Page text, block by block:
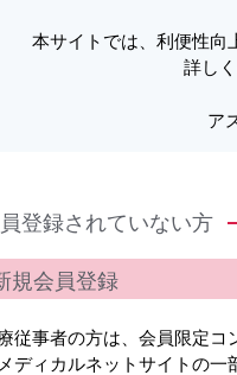
医療の今 ～
ましい進展を続けています
、専門スタッフの自己研
易度の高い症例
Interview
長崎大学病
本サイトでは、利便性向
詳し
ア
登録されていない方
規会員登録
従事者の方は、会員限定コ
ディカルネットサイトの一